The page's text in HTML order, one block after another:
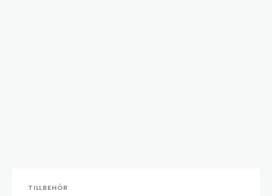
TILLBEHÖR